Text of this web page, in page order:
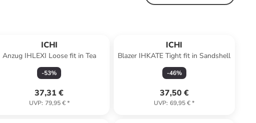
ICHI
Anzug IHLEXI Loose fit in Tea
-53%
37,31 €
UVP: 79,95 €*
ICHI
Blazer IHKATE Tight fit in Sandshell
-46%
37,50 €
UVP: 69,95 €*